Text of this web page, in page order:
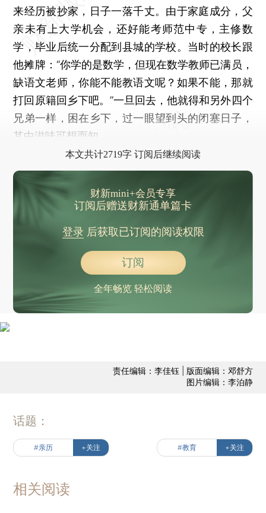
来经历被抄家，日子一落千丈。由于家庭成分，父
亲未有上大学机会，还好能考师范中专，主修数
学，毕业后统一分配到县城的学校。当时的校长跟
他摊牌：“你学的是数学，但现在数学教师已满员，
缺语文老师，你能不能教语文呢？如果不能，那就
打回原籍回乡下吧。”一旦回去，他就得和另外四个
兄弟一样，困在乡下，过一眼望到头的闭塞日子，
其中滋味可想而知。
本文共计2719字 订阅后继续阅读
财新mini+会员专享
订阅后赠送财新通单篇卡
登录后获取已订阅的阅读权限
订阅
全年畅览 轻松阅读
责任编辑：李佳钰 | 版面编辑：邓舒方
图片编辑：李泊静
话题：
#亲历 +关注 #教育 +关注
相关阅读